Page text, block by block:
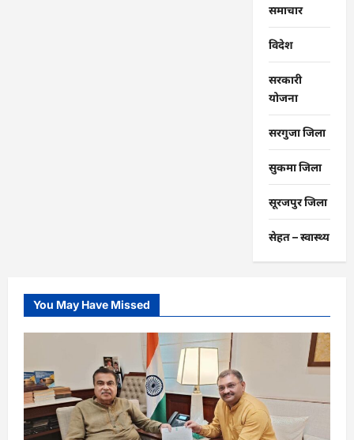
समाचार
विदेश
सरकारी
योजना
सरगुजा जिला
सुकमा जिला
सूरजपुर जिला
सेहत – स्‍वास्‍थ्‍य
You May Have Missed